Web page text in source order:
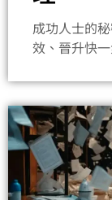
成功人士的
效、晉升快一